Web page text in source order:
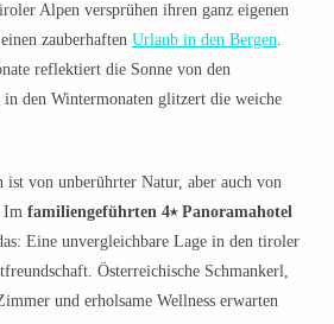
Alpen versprühen ihren ganz eigenen
zauberhaften Urlaub in den Bergen.
reflektiert die Sonne von den
in den Wintermonaten glitzert die weiche
von unberührter Natur, aber auch von
Im familiengeführten 4⭑ Panoramahotel
Eine unvergleichbare Lage in den tiroler
Österreichische Schmankerl,
und erholsame Wellness erwarten